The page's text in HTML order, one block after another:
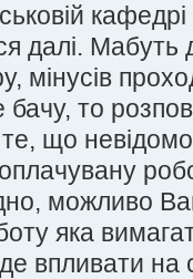
далі. Мабуть
мінусів
бачу, то
що
можливо
яка
впливати на